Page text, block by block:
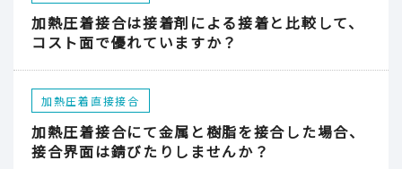
加熱圧着接合は接着剤による接着と比較して、
コスト面で優れていますか？
加熱圧着直接接合
加熱圧着接合にて金属と樹脂を接合した場合、
接合界面は錆びたりしませんか？